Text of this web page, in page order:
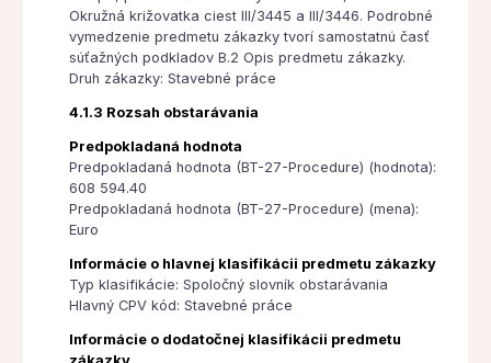
Okružná križovatka ciest III/3445 a III/3446. Podrobné
vymedzenie predmetu zákazky tvorí samostatnú časť
súťažných podkladov B.2 Opis predmetu zákazky.
Druh zákazky: Stavebné práce
4.1.3 Rozsah obstarávania
Predpokladaná hodnota
Predpokladaná hodnota (BT-27-Procedure) (hodnota):
608 594.40
Predpokladaná hodnota (BT-27-Procedure) (mena):
Euro
Informácie o hlavnej klasifikácii predmetu zákazky
Typ klasifikácie: Spoločný slovník obstarávania
Hlavný CPV kód: Stavebné práce
Informácie o dodatočnej klasifikácii predmetu